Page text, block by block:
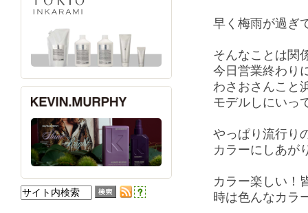
早く梅雨が過ぎ
そんなことは関
今日営業終わり
わさおさんこと
モデルしにい
やっぱり流行り
カラーにしあが
カラー楽しい！
時は色んなカラ